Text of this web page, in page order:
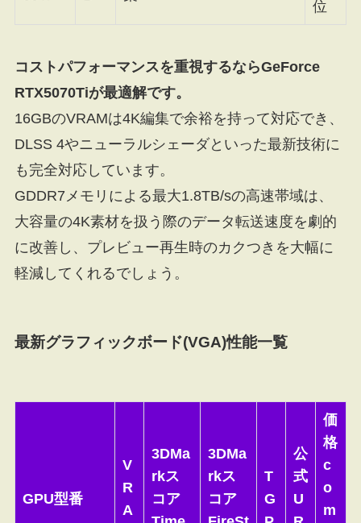
位
コストパフォーマンスを重視するならGeForce
RTX5070Tiが最適解です。
16GBのVRAMは4K編集で余裕を持って対応でき、
DLSS 4やニューラルシェーダといった最新技術に
も完全対応しています。
GDDR7メモリによる最大1.8TB/sの高速帯域は、
大容量の4K素材を扱う際のデータ転送速度を劇的
に改善し、プレビュー再生時のカクつきを大幅に
軽減してくれるでしょう。
最新グラフィックボード(VGA)性能一覧
GPU型番
V
R
A
3DMa
rkス
コア
3DMa
rkス
コア
T
G
公
式
U
価
格
c
o
m